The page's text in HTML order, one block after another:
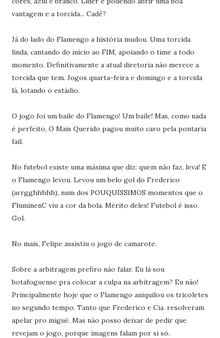
vantagem e a torcida... Cadê?
Já do lado do Flamengo a história mudou. Uma torcida
linda, cantando do início ao FIM, apoiando o time a todo
momento. Definitivamente a atual diretoria não merece a
torcida que tem. Jogos quarta-feira e domingo e a torcida
lá, lotando o estádio.
O jogo foi um baile do Flamengo! Um baile! Mas, como nada
é perfeito, O Mais Querido pagou muito caro pela pontaria
fail.
No futebol existe uma máxima que diz: quem não faz, leva! E
o Flamengo levou. Levou um belo gol do Frederico
(arrgghhhhh), num dos POUQUÍSSIMOS momentos que o
FluminenC viu a cor da bola. Mérito deles! Futebol é isso.
Gol.
No mais, Felipe assistiu o jogo de camarote.
Sobre a arbitragem prefiro não falar. Eu lá sou
botafoguense pra colocar a culpa na arbitragem? Eu não!
Principalmente hoje que o Flamengo aniquilou os tricoletes
no segundo tempo. Tanto que Frederico e Cia. resolveram
apelar pro migué. Mas não posso deixar de pedir que
revejam o jogo, porque imagens falam por si só.